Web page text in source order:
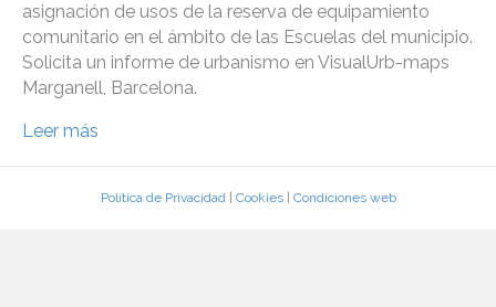
asignación de usos de la reserva de equipamiento
comunitario en el ámbito de las Escuelas del municipio.
Solicita un informe de urbanismo en VisualUrb-maps
Marganell, Barcelona.
Leer más
Política de Privacidad| Cookies| Condiciones web